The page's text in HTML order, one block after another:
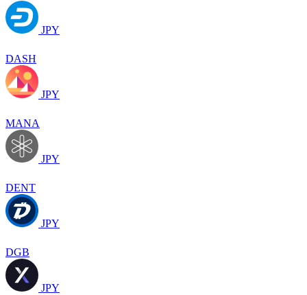
JPY
DASH
JPY
MANA
JPY
DENT
JPY
DGB
JPY